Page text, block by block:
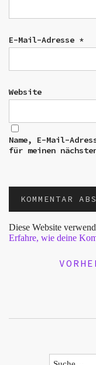
E-Mail-Adresse *
Website
Name, E-Mail-
für meinen
Diese Website
Erfahre, wie deine